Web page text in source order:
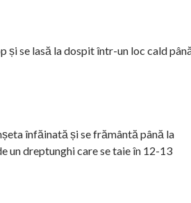
și se lasă la dospit într-un loc cald
înfăinată și se frământă până la
un dreptunghi care se taie în 12-13